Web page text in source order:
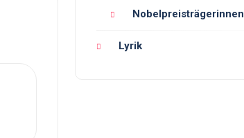
Nobelpreisträgerinnen
Lyrik